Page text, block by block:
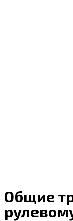
Общие